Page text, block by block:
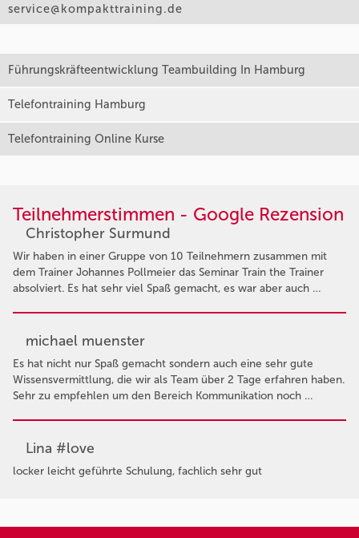
service@kompakttraining.de
Führungskräfteentwicklung Teambuilding In Hamburg
Telefontraining Hamburg
Telefontraining Online Kurse
Teilnehmerstimmen - Google Rezension
Christopher Surmund
Wir haben in einer Gruppe von 10 Teilnehmern zusammen mit
dem Trainer Johannes Pollmeier das Seminar Train the Trainer
absolviert. Es hat sehr viel Spaß gemacht, es war aber auch …
michael muenster
Es hat nicht nur Spaß gemacht sondern auch eine sehr gute
Wissensvermittlung, die wir als Team über 2 Tage erfahren haben.
Sehr zu empfehlen um den Bereich Kommunikation noch …
Lina #love
locker leicht geführte Schulung, fachlich sehr gut